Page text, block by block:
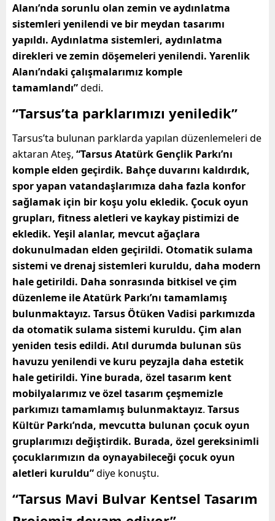
Alanı’nda sorunlu olan zemin ve aydınlatma
sistemleri yenilendi ve bir meydan tasarımı
yapıldı. Aydınlatma sistemleri, aydınlatma
direkleri ve zemin döşemeleri yenilendi. Yarenlik
Alanı’ndaki çalışmalarımız komple
tamamlandı”dedi.
“Tarsus’ta parklarımızı yeniledik”
Tarsus’ta bulunan parklarda yapılan düzenlemeleri de
aktaran Ateş, “Tarsus Atatürk Gençlik Parkı’nı
komple elden geçirdik. Bahçe duvarını kaldırdık,
spor yapan vatandaşlarımıza daha fazla konfor
sağlamak için bir koşu yolu ekledik. Çocuk oyun
grupları, fitness aletleri ve kaykay pistimizi de
ekledik. Yeşil alanlar, mevcut ağaçlara
dokunulmadan elden geçirildi. Otomatik sulama
sistemi ve drenaj sistemleri kuruldu, daha modern
hale getirildi. Daha sonrasında bitkisel ve çim
düzenleme ile Atatürk Parkı’nı tamamlamış
bulunmaktayız. Tarsus Ötüken Vadisi parkımızda
da otomatik sulama sistemi kuruldu. Çim alan
yeniden tesis edildi. Atıl durumda bulunan süs
havuzu yenilendi ve kuru peyzajla daha estetik
hale getirildi. Yine burada, özel tasarım kent
mobilyalarımız ve özel tasarım çeşmemizle
parkımızı tamamlamış bulunmaktayız. Tarsus
Kültür Parkı’nda, mevcutta bulunan çocuk oyun
gruplarımızı değiştirdik. Burada, özel gereksinimli
çocuklarımızın da oynayabileceği çocuk oyun
aletleri kuruldu”diye konuştu.
“Tarsus Mavi Bulvar Kentsel Tasarım